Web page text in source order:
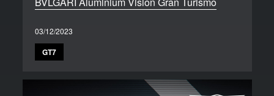
03/12/2023
GT7